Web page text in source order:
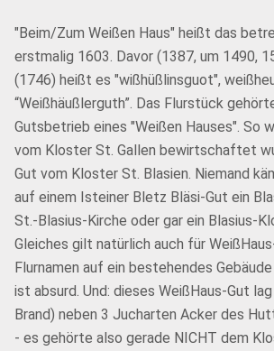
"Beim/Zum Weißen Haus" heißt das
erstmalig 1603. Davor (1387, um 1490,
(1746) heißt es "wißhüßlinsguot",
“Weißhäußlerguth”. Das Flurstück
Gutsbetrieb eines "Weißen Hauses". So
vom Kloster St. Gallen bewirtschaftet
Gut vom Kloster St. Blasien. Niemand
auf einem Isteiner Bletz Bläsi-Gut ein
St.-Blasius-Kirche oder gar ein Blasius-
Gleiches gilt natürlich auch für
Flurnamen auf ein bestehendes
ist absurd. Und: dieses WeißHaus-Gut
Brand) neben 3 Jucharten Acker des
- es gehörte also gerade NICHT dem